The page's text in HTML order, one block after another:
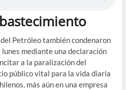
Petróleo también condenaron
mediante una declaración
a la paralización del
público vital para la vida diaria
más aún en una empresa